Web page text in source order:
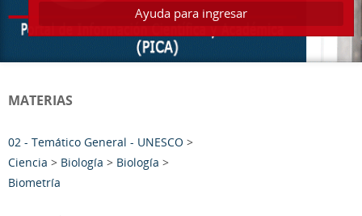
Ayuda para ingresar
MATERIAS
02 - Temático General - UNESCO >
Ciencia > Biología > Biología >
Biometría